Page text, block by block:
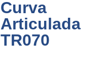
Curva
Articulada
TR070